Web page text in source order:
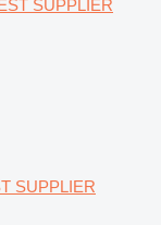
SUPPLIER